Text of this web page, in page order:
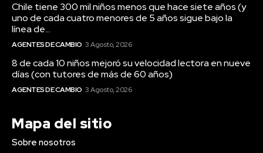
Chile tiene 300 mil niños menos que hace siete años (y
uno de cada cuatro menores de 5 años sigue bajo la
línea de...
AGENTES DE CAMBIO 3 Agosto, 2026
8 de cada 10 niños mejoró su velocidad lectora en nueve
días (con tutores de más de 60 años)
AGENTES DE CAMBIO 3 Agosto, 2026
Mapa del sitio
Sobre nosotros